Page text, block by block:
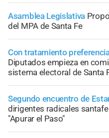
Asamblea Legislativa
del MPA de Santa Fe
Con tratamiento
Diputados empieza en
sistema electoral de Santa
Segundo encuentro de
dirigentes radicales
"Apurar el Paso"